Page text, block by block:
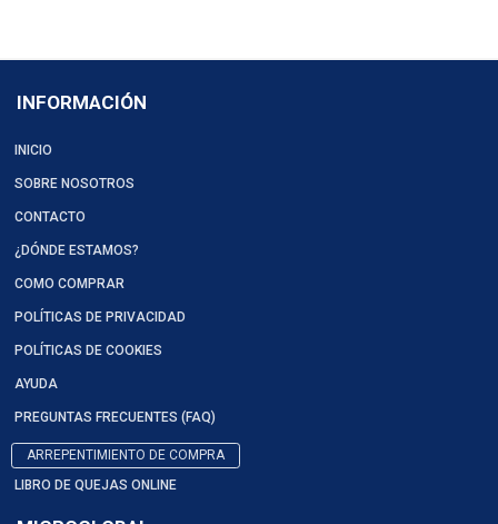
INFORMACIÓN
INICIO
SOBRE NOSOTROS
CONTACTO
¿DÓNDE ESTAMOS?
COMO COMPRAR
POLÍTICAS DE PRIVACIDAD
POLÍTICAS DE COOKIES
AYUDA
PREGUNTAS FRECUENTES (FAQ)
ARREPENTIMIENTO DE COMPRA
LIBRO DE QUEJAS ONLINE